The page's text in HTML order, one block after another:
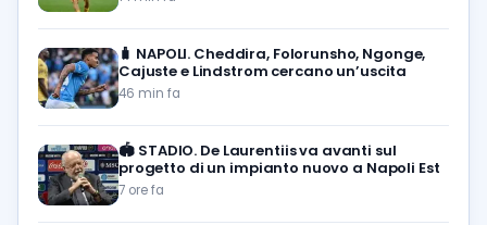
🧳 NAPOLI. Cheddira, Folorunsho, Ngonge,
Cajuste e Lindstrom cercano un’uscita
46 min fa
🏟️ STADIO. De Laurentiis va avanti sul
progetto di un impianto nuovo a Napoli Est
7 ore fa